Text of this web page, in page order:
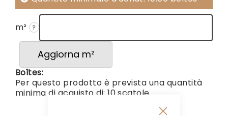
m² ?
Aggiorna m²
Boîtes:
Per questo prodotto è prevista una quantità
minima di acquisto di: 10 scatole